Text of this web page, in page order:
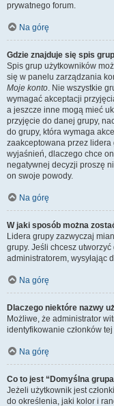
prywatnego forum.
Na górę
Gdzie znajduje się spis
Spis grup użytkowników
się w panelu zarządzania
Moje konto. Nie wszystkie
wymagać akceptacji
a jeszcze inne mogą mieć
przyjęcie do danej grupy,
do grupy, która wymaga
zaakceptowana przez
wyjaśnień, dlaczego chce
negatywnej decyzji proszę
on swoje powody.
Na górę
W jaki sposób można
Lidera grupy zazwyczaj
grupy. Jeśli chcesz
administratorem, wysyłając
Na górę
Dlaczego niektóre nazwy
Możliwe, że administrator
identyfikowanie członków
Na górę
Co to jest “Domyślna
Jeżeli użytkownik jest
do określenia, jaki kolor i